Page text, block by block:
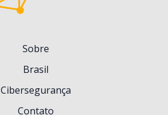
Sobre
Brasil
Cibersegurança
Contato